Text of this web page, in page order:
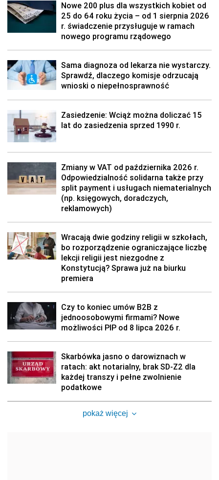
Nowe 200 plus dla wszystkich kobiet od
25 do 64 roku życia – od 1 sierpnia 2026
r. świadczenie przysługuje w ramach
nowego programu rządowego
Sama diagnoza od lekarza nie wystarczy.
Sprawdź, dlaczego komisje odrzucają
wnioski o niepełnosprawność
Zasiedzenie: Wciąż można doliczać 15
lat do zasiedzenia sprzed 1990 r.
Zmiany w VAT od października 2026 r.
Odpowiedzialność solidarna także przy
split payment i usługach niematerialnych
(np. księgowych, doradczych,
reklamowych)
Wracają dwie godziny religii w szkołach,
bo rozporządzenie ograniczające liczbę
lekcji religii jest niezgodne z
Konstytucją? Sprawa już na biurku
premiera
Czy to koniec umów B2B z
jednoosobowymi firmami? Nowe
możliwości PIP od 8 lipca 2026 r.
Skarbówka jasno o darowiznach w
ratach: akt notarialny, brak SD-Z2 dla
każdej transzy i pełne zwolnienie
podatkowe
pokaż więcej